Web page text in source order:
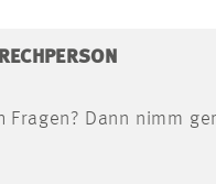
Fragen? Dann nimm